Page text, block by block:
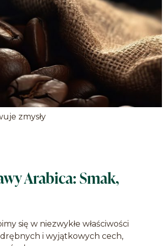
zmysły
Arabica: Smak,
się w niezwykłe właściwości
i wyjątkowych cech,